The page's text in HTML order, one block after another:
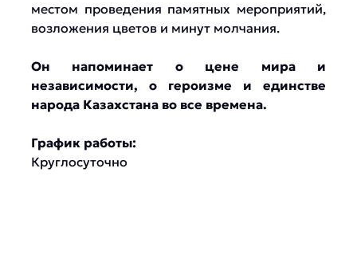
местом проведения памятных мероприятий,
возложения цветов и минут молчания.
Он напоминает о цене мира и
независимости, о героизме и единстве
народа Казахстана во все времена.
График работы:
Круглосуточно